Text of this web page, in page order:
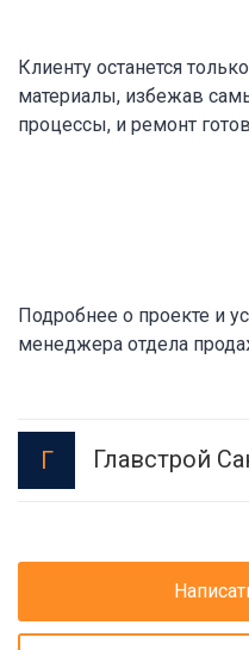
Клиенту останется
материалы, избежав
процессы, и ремонт
Подробнее о проекте и
менеджера отдела
Г Главстрой